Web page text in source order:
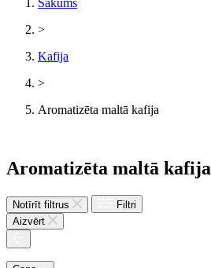
Sākums
>
Kafija
>
Aromatizēta maltā kafija
Aromatizēta maltā kafija
Notīrīt filtrus
Filtri
Aizvērt